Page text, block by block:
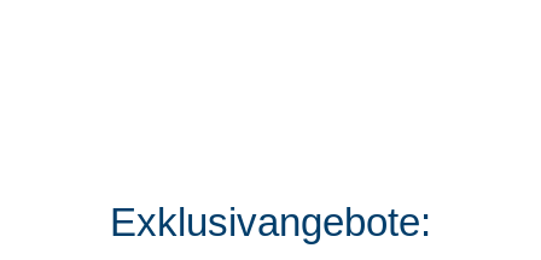
Exklusivangebote: